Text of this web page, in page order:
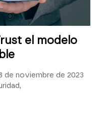
el modelo
de noviembre de 2023
,